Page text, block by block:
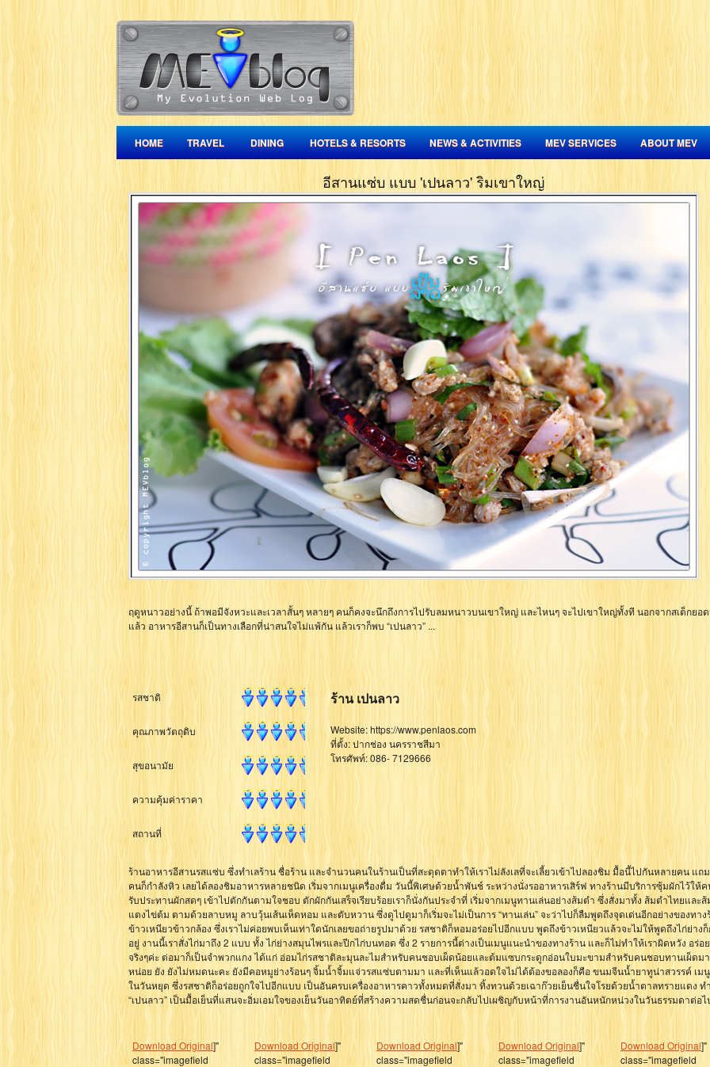
HOME TRAVEL DINING HOTELS & RESORTS NEWS & ACTIVITIES MEV SERVICES ABOUT MEV
อีสานแซ่บ แบบ 'เปนลาว' ริมเขาใหญ่
ฤดูหนาวอย่างนี้ ถ้าพอมีจังหวะและเวลาสั้นๆ หลายๆ คนก็คงจะนึกถึงการไปรับลมหนาวบนเขาใหญ่ และไหนๆ จะไปเขาใหญ่ทั้งที นอกจากสเต็กยอ
แล้ว อาหารอีสานก็เป็นทางเลือกที่น่าสนใจไม่แพ้กัน แล้วเราก็พบ “เปนลาว” ...
รสชาติ ร้าน เปนลาว
Website: https://www.penlaos.com
ที่ตั้ง: ปากช่อง นครราชสีมา
โทรศัพท์: 086- 7129666
คุณภาพวัตถุดิบ
สุขอนามัย
ความคุ้มค่าราคา
สถานที่
ร้านอาหารอีสานรสแซ่บ ซึ่งทำเลร้าน ชื่อร้าน และจำนวนคนในร้านเป็นที่สะดุดตาทำให้เราไม่ลังเลที่จะเลี้ยวเข้าไปลองชิม มื้อนี้ไปกันหลายคน แถ
คนก็กำลังหิว เลยได้ลองชิมอาหารหลายชนิด เริ่มจากเมนูเครื่องดื่ม วันนี้พิเศษด้วยน้ำพันช์ ระหว่างนั่งรออาหารเสิร์ฟ ทางร้านมีบริการซุ้มผักไว้ให้
รับประทานผักสดๆ เข้าไปตักกันตามใจชอบ ตักผักกันเสร็จเรียบร้อยเราก็นั่งกันประจำที่ เริ่มจากเมนูทานเล่นอย่างส้มตำ ซึ่งสั่งมาทั้ง ส้มตำไทยและ
แตงไข่ต้ม ตามด้วยลาบหมู ลาบวุ้นเส้นเห็ดหอม และตับหวาน ซึ่งดูไปดูมาก็เริ่มจะไม่เป็นการ “ทานเล่น” จะว่าไปก็ลืมพูดถึงจุดเด่นอีกอย่างของทาง
ข้าวเหนียวข้าวกล้อง ซึ่งเราไม่ค่อยพบเห็นเท่าใดนักเลยขอถ่ายรูปมาด้วย รสชาติก็หอมอร่อยไปอีกแบบ พูดถึงข้าวเหนียวแล้วจะไม่ให้พูดถึงไก่ย่างก็
อยู่ งานนี้เราสั่งไก่มาถึง 2 แบบ ทั้ง ไก่ย่างสมุนไพรและปีกไก่บนทอด ซึ่ง 2 รายการนี้ต่างเป็นเมนูแนะนำของทางร้าน และก็ไม่ทำให้เราผิดหวัง อร่อ
จริงๆค่ะ ต่อมาก็เป็นจำพวกแกง ได้แก่ อ่อมไก่รสชาติละมุนละไมสำหรับคนชอบเผ็ดน้อยและต้มแซบกระดูกอ่อนใบมะขามสำหรับคนชอบทานเผ็ดม
หน่อย ยัง ยังไม่หมดนะคะ ยังมีคอหมูย่างร้อนๆ จิ้มน้ำจิ้มแจ่วรสแซ่บตามมา และที่เห็นแล้วอดใจไม่ได้ต้องขอลองก็คือ ขนมจีนน้ำยาทูน่าสวรรค์ เม
ในวันหยุด ซึ่งรสชาติก็อร่อยถูกใจไปอีกแบบ เป็นอันครบเครื่องอาหารคาวทั้งหมดที่สั่งมา ทิ้งทวนด้วยเฉาก๊วยเย็นชื่นใจโรยด้วยน้ำตาลทรายแดง ท
“เปนลาว” เป็นมื้อเย็นที่แสนจะอิ่มเอมใจของเย็นวันอาทิตย์ที่สร้างความสดชื่นก่อนจะกลับไปเผชิญกับหน้าที่การงานอันหนักหน่วงในวันธรรมดาต่อไ
Download Original]"
class="imagefield
Download Original]"
class="imagefield
Download Original]"
class="imagefield
Download Original]"
class="imagefield
Download Original]"
class="imagefield